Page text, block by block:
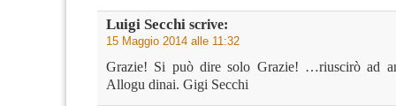
Luigi Secchi scrive:
15 Maggio 2014 alle 11:32
Grazie! Si può dire solo Grazie! …riuscirò ad
Allogu dinai. Gigi Secchi